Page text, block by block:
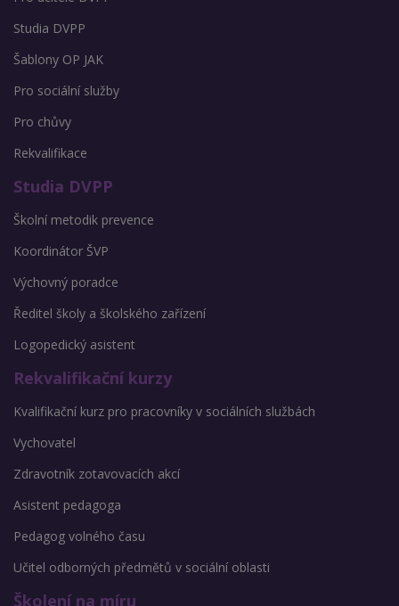
Studia DVPP
Šablony OP JAK
Pro sociální služby
Pro chůvy
Rekvalifikace
Studia DVPP
Školní metodik prevence
Koordinátor ŠVP
Výchovný poradce
Ředitel školy a školského zařízení
Logopedický asistent
Rekvalifikační kurzy
Kvalifikační kurz pro pracovníky v sociálních službách
Vychovatel
Zdravotník zotavovacích akcí
Asistent pedagoga
Pedagog volného času
Učitel odborných předmětů v sociální oblasti
Školení na míru